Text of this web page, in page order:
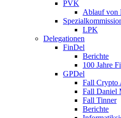
PVK
Ablauf von
LPK
Delegationen
FinDel
Berichte
100 Jahre
GPDel
Fall Crypto
Fall Daniel
Fall Tinner
Berichte